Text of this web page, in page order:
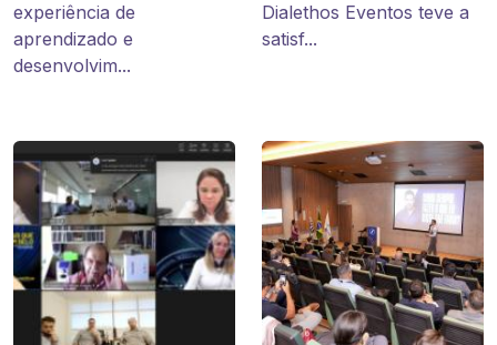
experiência de
aprendizado e
desenvolvim...
Dialethos Eventos teve a
satisf...